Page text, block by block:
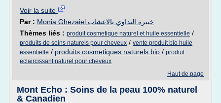
Voir la suite
Par :
Monia Ghezaiel خبيرة التداوي بالاعشاب
Thèmes liés : produit cosmetique naturel et huile essentielle /
produits de soins naturels pour cheveux / vente produit bio huile
essentielle / produits cosmetiques naturels bio / produit
eclaircissant naturel pour cheveux
Haut de page
Mont Echo : Soins de la peau 100% naturel
& Canadien